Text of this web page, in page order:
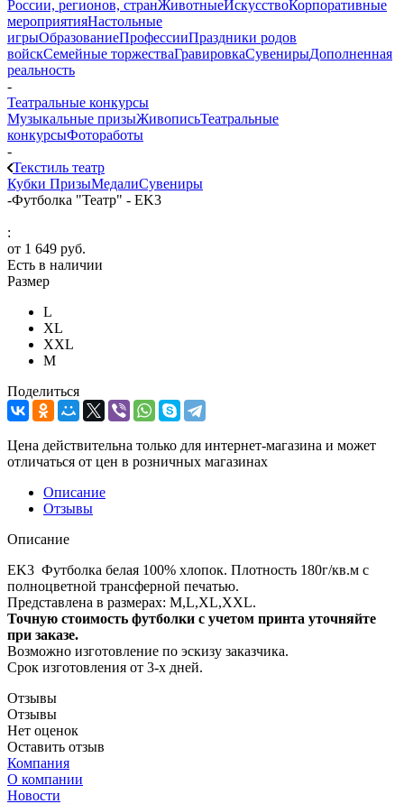
России, регионов, странЖивотныеИскусствоКорпоративные
мероприятияНастольные
игрыОбразованиеПрофессииПраздники родов
войскСемейные торжестваГравировкаСувенирыДополненная
реальность
-
Театральные конкурсы
Музыкальные призыЖивописьТеатральные
конкурсыФотоработы
-
Текстиль театр
Кубки ПризыМедалиСувениры
-Футболка "Театр" - EK3
:
от 1 649 руб.
Есть в наличии
Размер
L
XL
XXL
М
Поделиться
Цена действительна только для интернет-магазина и может
отличаться от цен в розничных магазинах
Описание
Отзывы
Описание
EK3 Футболка белая 100% хлопок. Плотность 180г/кв.м с
полноцветной трансферной печатью.
Представлена в размерах: M,L,XL,XXL.
Точную стоимость футболки с учетом принта уточняйте
при заказе.
Возможно изготовление по эскизу заказчика.
Срок изготовления от 3-х дней.
Отзывы
Отзывы
Нет оценок
Оставить отзыв
Компания
О компании
Новости